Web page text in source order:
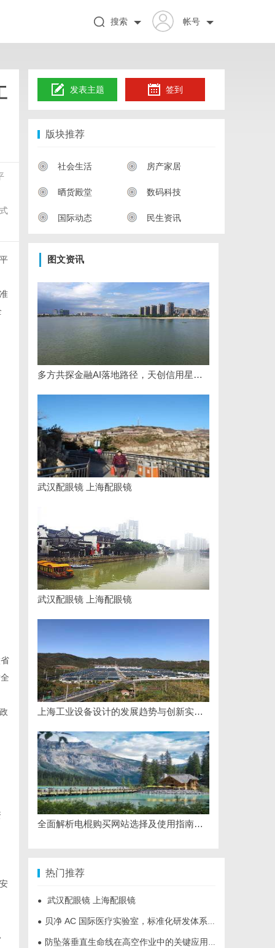
帐号
搜索
发表主题 签到
版块推荐
社会生活 房产家居
晒货殿堂 数码科技
国际动态 民生资讯
图文资讯
多方共探金融AI落地路径，天创信用星图AI助力产业金融智能升级
武汉配眼镜 上海配眼镜
武汉配眼镜 上海配眼镜
上海工业设备设计的发展趋势与创新实践探索
全面解析电棍购买网站选择及使用指南，保障安全与合法性
热门推荐
● 武汉配眼镜 上海配眼镜
● 贝净 AC 国际医疗实验室，标准化研发体系全解析
● 防坠落垂直生命线在高空作业中的关键应用与安全保障